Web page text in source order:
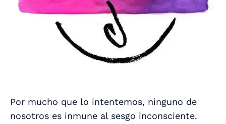
Por mucho que lo intentemos, ninguno de
nosotros es inmune al sesgo inconsciente.